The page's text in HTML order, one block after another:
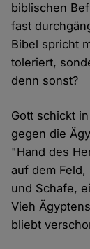
biblischen
fast
Bibel spricht
toleriert,
denn sonst?
Gott schickt
gegen die
"Hand des
auf dem
und Schafe,
Vieh
bliebt